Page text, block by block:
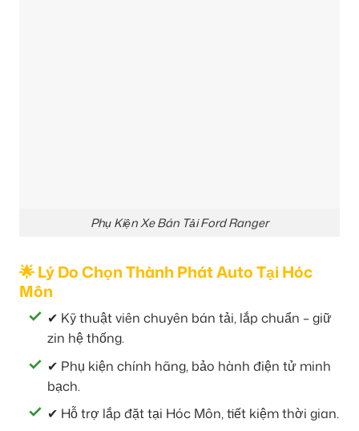
Phụ Kiện Xe Bán Tải Ford Ranger
🌟 Lý Do Chọn Thành Phát Auto Tại Hóc
Môn
✔ Kỹ thuật viên chuyên bán tải, lắp chuẩn – giữ
zin hệ thống.
✔ Phụ kiện chính hãng, bảo hành điện tử minh
bạch.
✔ Hỗ trợ lắp đặt tại Hóc Môn, tiết kiệm thời gian.